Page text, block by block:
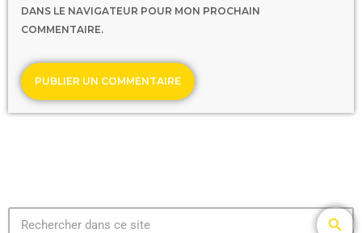
DANS LE NAVIGATEUR POUR MON PROCHAIN
COMMENTAIRE.
search